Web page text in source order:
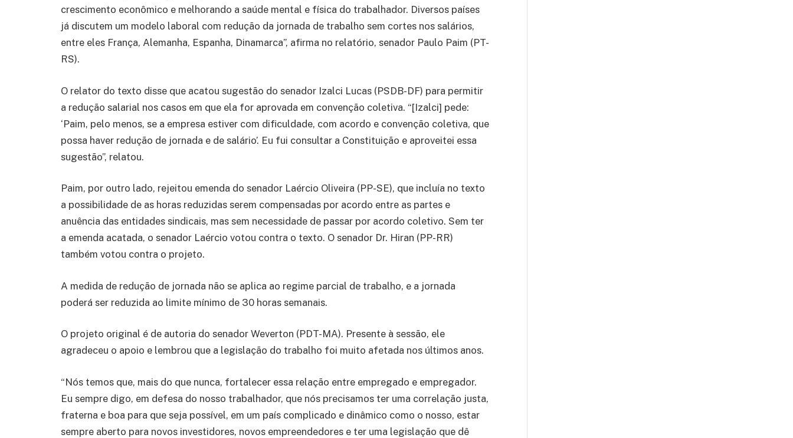
crescimento econômico e melhorando a saúde mental e física do trabalhador. Diversos países
já discutem um modelo laboral com redução da jornada de trabalho sem cortes nos salários,
entre eles França, Alemanha, Espanha, Dinamarca”, afirma no relatório, senador Paulo Paim (PT-
RS).
O relator do texto disse que acatou sugestão do senador Izalci Lucas (PSDB-DF) para permitir
a redução salarial nos casos em que ela for aprovada em convenção coletiva. “[Izalci] pede:
‘Paim, pelo menos, se a empresa estiver com dificuldade, com acordo e convenção coletiva, que
possa haver redução de jornada e de salário’. Eu fui consultar a Constituição e aproveitei essa
sugestão”, relatou.
Paim, por outro lado, rejeitou emenda do senador Laércio Oliveira (PP-SE), que incluía no texto
a possibilidade de as horas reduzidas serem compensadas por acordo entre as partes e
anuência das entidades sindicais, mas sem necessidade de passar por acordo coletivo. Sem ter
a emenda acatada, o senador Laércio votou contra o texto. O senador Dr. Hiran (PP-RR)
também votou contra o projeto.
A medida de redução de jornada não se aplica ao regime parcial de trabalho, e a jornada
poderá ser reduzida ao limite mínimo de 30 horas semanais.
O projeto original é de autoria do senador Weverton (PDT-MA). Presente à sessão, ele
agradeceu o apoio e lembrou que a legislação do trabalho foi muito afetada nos últimos anos.
“Nós temos que, mais do que nunca, fortalecer essa relação entre empregado e empregador.
Eu sempre digo, em defesa do nosso trabalhador, que nós precisamos ter uma correlação justa,
fraterna e boa para que seja possível, em um país complicado e dinâmico como o nosso, estar
sempre aberto para novos investidores, novos empreendedores e ter uma legislação que dê